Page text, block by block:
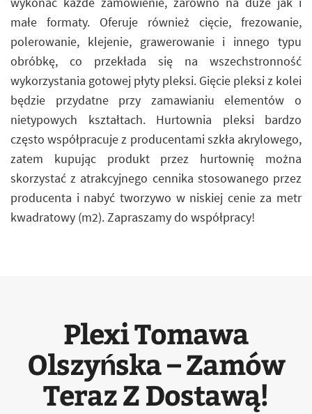
małe formaty. Oferuje również cięcie, frezowanie,
polerowanie, klejenie, grawerowanie i innego typu
obróbkę, co przekłada się na wszechstronność
wykorzystania gotowej płyty pleksi. Gięcie pleksi z kolei
będzie przydatne przy zamawianiu elementów o
nietypowych kształtach. Hurtownia pleksi bardzo
często współpracuje z producentami szkła akrylowego,
zatem kupując produkt przez hurtownię można
skorzystać z atrakcyjnego cennika stosowanego przez
producenta i nabyć tworzywo w niskiej cenie za metr
kwadratowy (m2). Zapraszamy do współpracy!
Plexi Tomawa
Olszyńska – Zamów
Teraz Z Dostawą!